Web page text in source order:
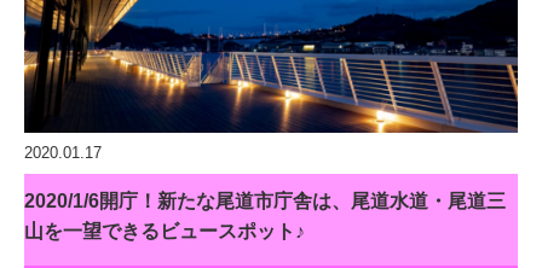
2020.01.17
2020/1/6開庁！新たな尾道市庁舎は、尾道水道・尾道三
山を一望できるビュースポット♪